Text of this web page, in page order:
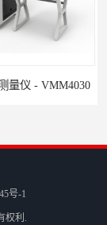
量仪 - VMM4030
号-1
权利.